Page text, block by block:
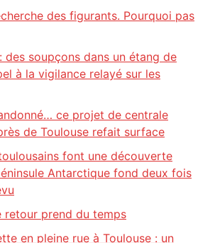
des figurants. Pourquoi pas
des soupçons dans un étang de
à la vigilance relayé sur les
ce projet de centrale
de Toulouse refait surface
font une découverte
Antarctique fond deux fois
prend du temps
en pleine rue à Toulouse : un